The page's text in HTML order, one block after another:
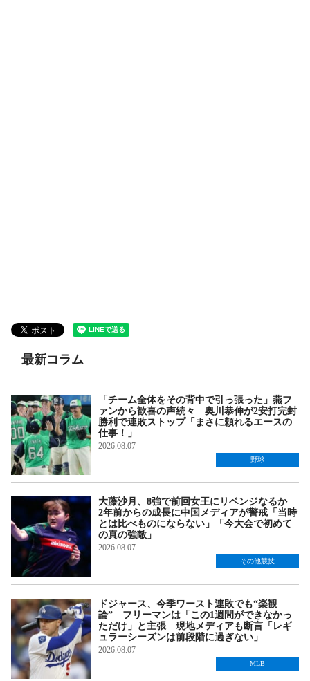
最新コラム
「チーム全体をその背中で引っ張った」燕フ
ァンから歓喜の声続々 奥川恭伸が2安打完封
勝利で連敗ストップ「まさに頼れるエースの
仕事！」
2026.08.07
野球
大藤沙月、8強で前回女王にリベンジなるか
2年前からの成長に中国メディアが警戒「当時
とは比べものにならない」「今大会で初めて
の真の強敵」
2026.08.07
その他競技
ドジャース、今季ワースト連敗でも“楽観
論” フリーマンは「この1週間ができなかっ
ただけ」と主張 現地メディアも断言「レギ
ュラーシーズンは前段階に過ぎない」
2026.08.07
MLB